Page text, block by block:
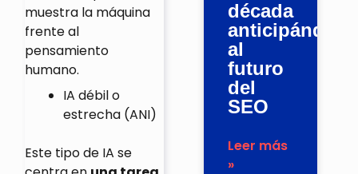
muestra la máquina
frente al
pensamiento
humano.
IA débil o
estrecha (ANI)
Este tipo de IA se
década
anticipándose
al
futuro
del
SEO
Leer más
»